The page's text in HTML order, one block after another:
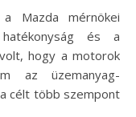
Mazda mérnökei
és a
hogy a motorok
az üzemanyag-
célt több szempont